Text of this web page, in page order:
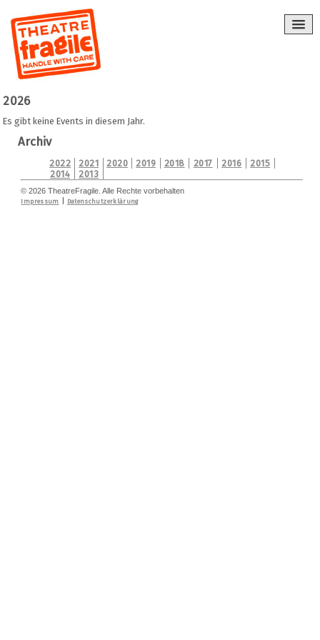
2026
Es gibt keine Events in diesem Jahr.
Archiv
2022 2021 2020 2019 2018 2017 2016
2015
2014
2013
© 2026 TheatreFragile. Alle Rechte vorbehalten
Impressum Datenschutzerklärung